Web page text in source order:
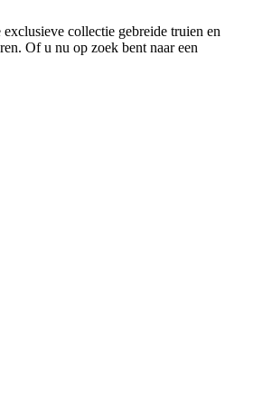
collectie gebreide truien en
Of u nu op zoek bent naar een